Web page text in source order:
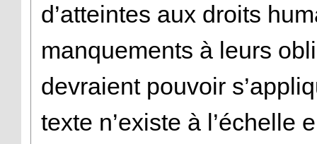
d’atteintes aux droits
manquements à leurs
devraient pouvoir
texte n’existe à l’échelle